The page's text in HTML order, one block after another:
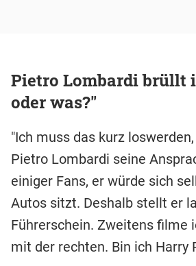
Pietro Lombardi brüllt
oder was?"
"Ich muss das kurz
Pietro Lombardi seine
einiger Fans, er würde sich
Autos sitzt. Deshalb stellt er
Führerschein. Zweitens filme
mit der rechten. Bin ich Harry